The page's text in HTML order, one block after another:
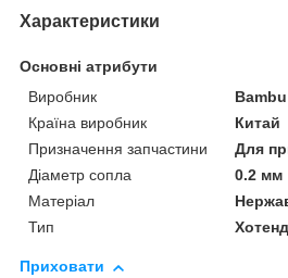
Характеристики
Основні атрибути
Виробник
Країна виробник
Китай
Призначення запчастини
Для
Діаметр сопла
0.2 мм
Матеріал
Тип
Хотенд
Приховати